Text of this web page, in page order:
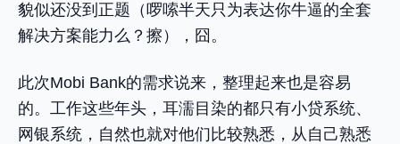
貌似还没到正题（啰嗦半天只为表达你牛逼的全套
解决方案能力么？擦），囧。
此次Mobi Bank的需求说来，整理起来也是容易
的。工作这些年头，耳濡目染的都只有小贷系统、
网银系统，自然也就对他们比较熟悉，从自己熟悉